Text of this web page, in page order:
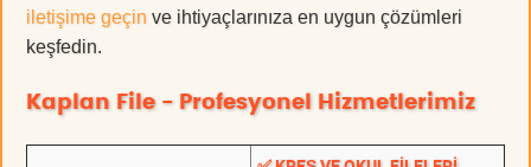
iletişime geçin ve ihtiyaçlarınıza en uygun çözümleri
keşfedin.
Kaplan File - Profesyonel Hizmetlerimiz